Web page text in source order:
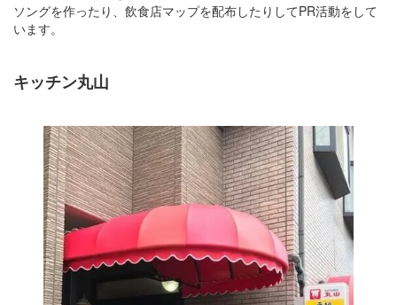
ソングを作ったり、飲食店マップを配布したりしてPR活動をして
います。
キッチン丸山